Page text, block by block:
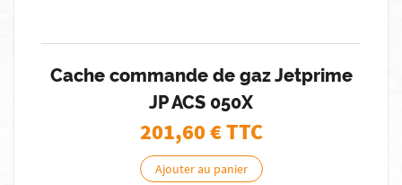
Cache commande de gaz Jetprime
JP ACS 050X
201,60€ TTC
Ajouter au panier